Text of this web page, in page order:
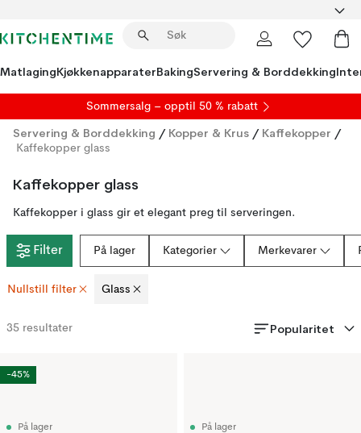
MatlagingKjøkkenapparaterBakingServering & Borddekking
Sommersalg – opptil 50 % rabatt
Servering & Borddekking / Kopper & Krus / Kaffekopper /
Kaffekopper glass
Kaffekopper glass
Kaffekopper i glass gir et elegant preg til serveringen.
Filter På lager Kategorier Merkevarer
Nullstill filter Glass
35 resultater Popularitet
På lager
-45%
På lager